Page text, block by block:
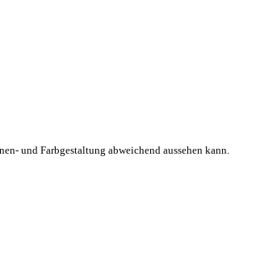
und Farbgestaltung abweichend aussehen kann.